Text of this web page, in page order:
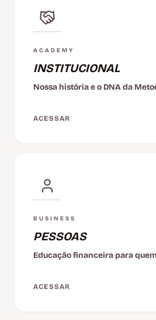
ACADEMY
INSTITUCIONAL
Nossa história e o DNA da
ACESSAR
BUSINESS
PESSOAS
Educação financeira para
ACESSAR